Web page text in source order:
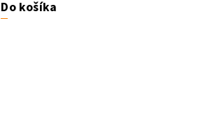
Do košíka